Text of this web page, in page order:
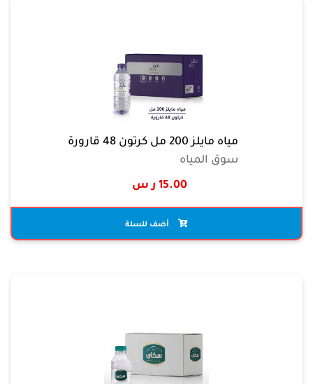
مياه مايلز 200 مل كرتون 48 قارورة
سوق المياه
15.00 ر س
أضف للسلة